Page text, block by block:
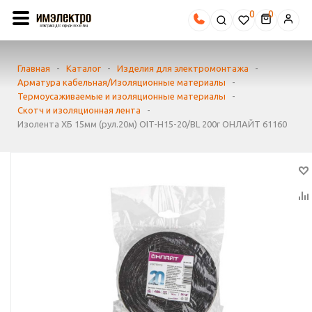
0
Главная - Каталог - Изделия для электромонтажа
-
Арматура кабельная/Изоляционные материалы
-
Термоусаживаемые и изоляционные материалы
-
Скотч и изоляционная лента
-
Изолента ХБ 15мм (рул.20м) OIT-H15-20/BL 200г ОНЛАЙТ 61160